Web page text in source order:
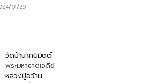
01/29
วัดป่านาคนิมิตต์
พระมหาธาตเจดีย์
หลวงปู่อว้าน